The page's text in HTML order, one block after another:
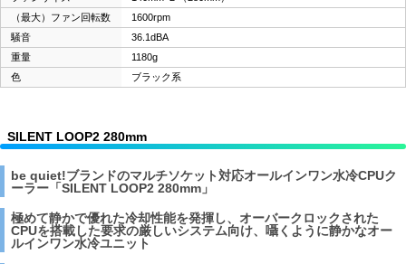
（最大）ファン回転数
1600rpm
騒音
36.1dBA
重量
1180g
色
ブラック系
SILENT LOOP2 280mm
be quiet!ブランドのマルチソケット対応オールインワン水冷CPUク
ーラー「SILENT LOOP2 280mm」
極めて静かで優れた冷却性能を発揮し、オーバークロックされた
CPUを搭載した要求の厳しいシステム向け、囁くように静かなオー
ルインワン水冷ユニット